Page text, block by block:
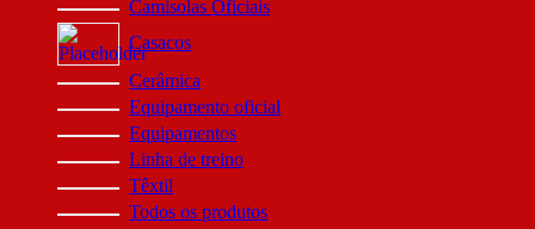
Camisolas Oficiais
Casacos
Cerâmica
Equipamento oficial
Equipamentos
Linha de treino
Têxtil
Todos os produtos